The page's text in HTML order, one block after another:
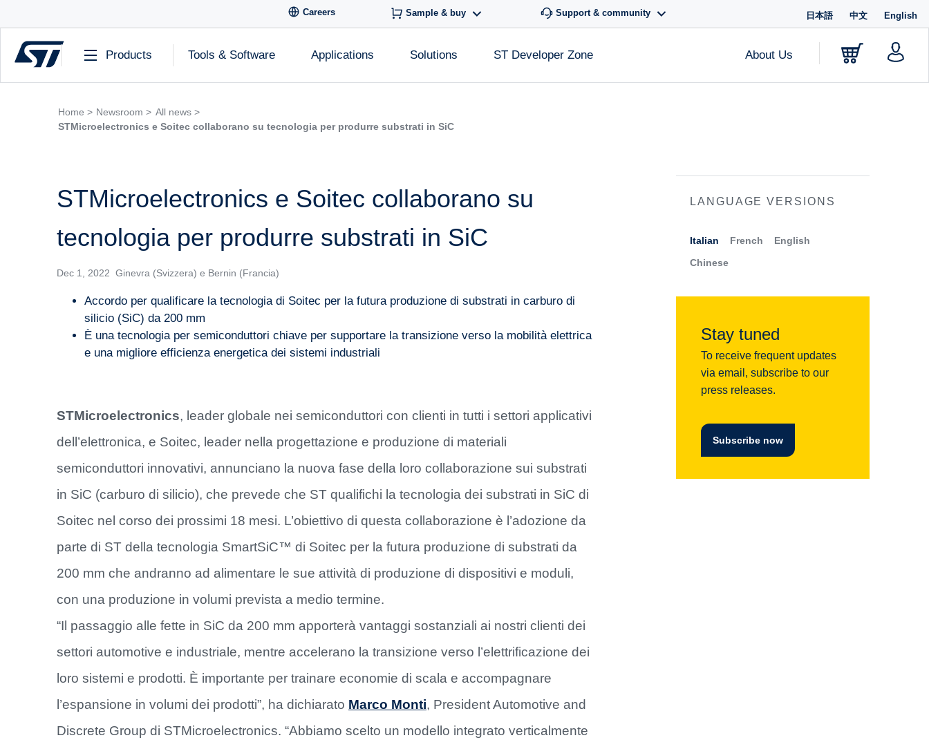
Careers Sample & buy Support & community 日本語 中文 English
Products Tools & Software Applications Solutions ST Developer Zone About Us
Home > Newsroom > All news >
STMicroelectronics e Soitec collaborano su tecnologia per produrre substrati in SiC
STMicroelectronics e Soitec collaborano su
tecnologia per produrre substrati in SiC
Dec 1, 2022 Ginevra (Svizzera) e Bernin (Francia)
Accordo per qualificare la tecnologia di Soitec per la futura produzione di substrati in carburo di
silicio (SiC) da 200 mm
È una tecnologia per semiconduttori chiave per supportare la transizione verso la mobilità elettrica
e una migliore efficienza energetica dei sistemi industriali
STMicroelectronics, leader globale nei semiconduttori con clienti in tutti i settori applicativi
dell’elettronica, e Soitec, leader nella progettazione e produzione di materiali
semiconduttori innovativi, annunciano la nuova fase della loro collaborazione sui substrati
in SiC (carburo di silicio), che prevede che ST qualifichi la tecnologia dei substrati in SiC di
Soitec nel corso dei prossimi 18 mesi. L’obiettivo di questa collaborazione è l’adozione da
parte di ST della tecnologia SmartSiC™ di Soitec per la futura produzione di substrati da
200 mm che andranno ad alimentare le sue attività di produzione di dispositivi e moduli,
con una produzione in volumi prevista a medio termine.
“Il passaggio alle fette in SiC da 200 mm apporterà vantaggi sostanziali ai nostri clienti dei
settori automotive e industriale, mentre accelerano la transizione verso l’elettrificazione dei
loro sistemi e prodotti. È importante per trainare economie di scala e accompagnare
l’espansione in volumi dei prodotti”, ha dichiarato Marco Monti, President Automotive and
Discrete Group di STMicroelectronics. “Abbiamo scelto un modello integrato verticalmente
LANGUAGE VERSIONS
Italian French
English
Chinese
Stay tuned
To receive frequent updates
via email, subscribe to our
press releases.
Subscribe now